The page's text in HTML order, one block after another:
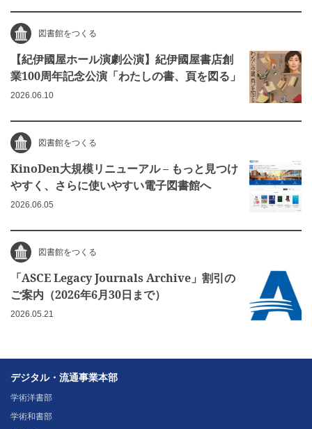
図書館をつくる
【紀伊國屋ホール演劇公演】紀伊國屋書店創
業100周年記念公演「わたしの書、頁を図る」
2026.06.10
図書館をつくる
KinoDen大規模リニューアル – もっと見つけ
やすく、さらに使いやすい電子図書館へ
2026.06.05
図書館をつくる
「ASCE Legacy Journals Archive」割引の
ご案内（2026年6月30日まで）
2026.05.21
デジタル・流通事業本部
学術洋書部
学術和書部